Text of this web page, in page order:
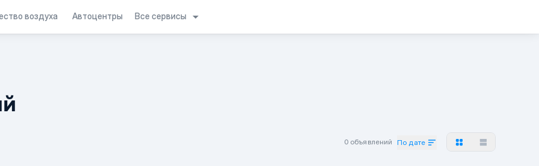
воздуха Автоцентры Все сервисы
0 объявлений По дате